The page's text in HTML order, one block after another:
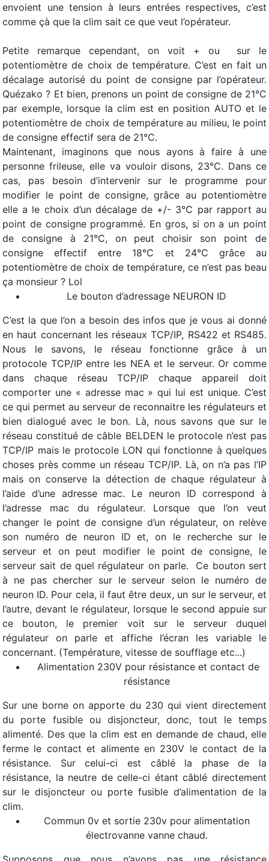
envoient une tension à leurs entrées respectives, c’est
comme çà que la clim sait ce que veut l’opérateur.
Petite remarque cependant, on voit + ou  sur le
potentiomètre de choix de température. C’est en fait un
décalage autorisé du point de consigne par l’opérateur.
Quézako ? Et bien, prenons un point de consigne de 21°C
par exemple, lorsque la clim est en position AUTO et le
potentiomètre de choix de température au milieu, le point
de consigne effectif sera de 21°C.
Maintenant, imaginons que nous ayons à faire à une
personne frileuse, elle va vouloir disons, 23°C. Dans ce
cas, pas besoin d’intervenir sur le programme pour
modifier le point de consigne, grâce au potentiomètre
elle a le choix d’un décalage de +/- 3°C par rapport au
point de consigne programmé. En gros, si on a un point
de consigne à 21°C, on peut choisir son point de
consigne effectif entre 18°C et 24°C grâce au
potentiomètre de choix de température, ce n’est pas beau
ça monsieur ? Lol
Le bouton d’adressage NEURON ID
C’est la que l’on a besoin des infos que je vous ai donné
en haut concernant les réseaux TCP/IP, RS422 et RS485.
Nous le savons, le réseau fonctionne grâce à un
protocole TCP/IP entre les NEA et le serveur. Or comme
dans chaque réseau TCP/IP chaque appareil doit
comporter une « adresse mac » qui lui est unique. C’est
ce qui permet au serveur de reconnaitre les régulateurs et
bien dialogué avec le bon. Là, nous savons que sur le
réseau constitué de câble BELDEN le protocole n’est pas
TCP/IP mais le protocole LON qui fonctionne à quelques
choses près comme un réseau TCP/IP. Là, on n’a pas l’IP
mais on conserve la détection de chaque régulateur à
l’aide d’une adresse mac. Le neuron ID correspond à
l’adresse mac du régulateur. Lorsque que l’on veut
changer le point de consigne d’un régulateur, on relève
son numéro de neuron ID et, on le recherche sur le
serveur et on peut modifier le point de consigne, le
serveur sait de quel régulateur on parle. Ce bouton sert
à ne pas chercher sur le serveur selon le numéro de
neuron ID. Pour cela, il faut être deux, un sur le serveur, et
l’autre, devant le régulateur, lorsque le second appuie sur
ce bouton, le premier voit sur le serveur duquel
régulateur on parle et affiche l’écran les variable le
concernant. (Température, vitesse de soufflage etc...)
Alimentation 230V pour résistance et contact de
résistance
Sur une borne on apporte du 230 qui vient directement
du porte fusible ou disjoncteur, donc, tout le temps
alimenté. Des que la clim est en demande de chaud, elle
ferme le contact et alimente en 230V le contact de la
résistance. Sur celui-ci est câblé la phase de la
résistance, la neutre de celle-ci étant câblé directement
sur le disjoncteur ou porte fusible d’alimentation de la
clim.
Commun 0v et sortie 230v pour alimentation
électrovanne vanne chaud.